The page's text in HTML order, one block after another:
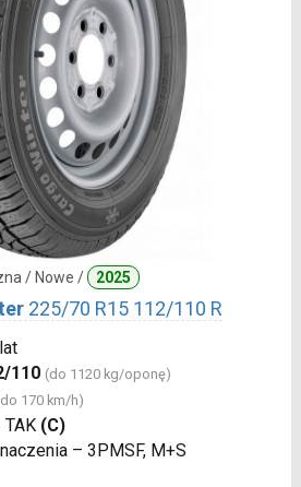
/ Nowe / 2025
225/70 R15 112/110 R
110 (do 1120 kg/oponę)
170 km/h)
(C)
– 3PMSF, M+S